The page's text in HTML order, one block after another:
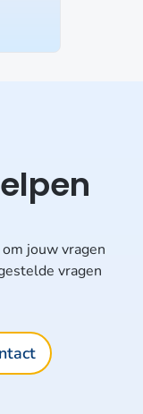
jouw vragen
vragen